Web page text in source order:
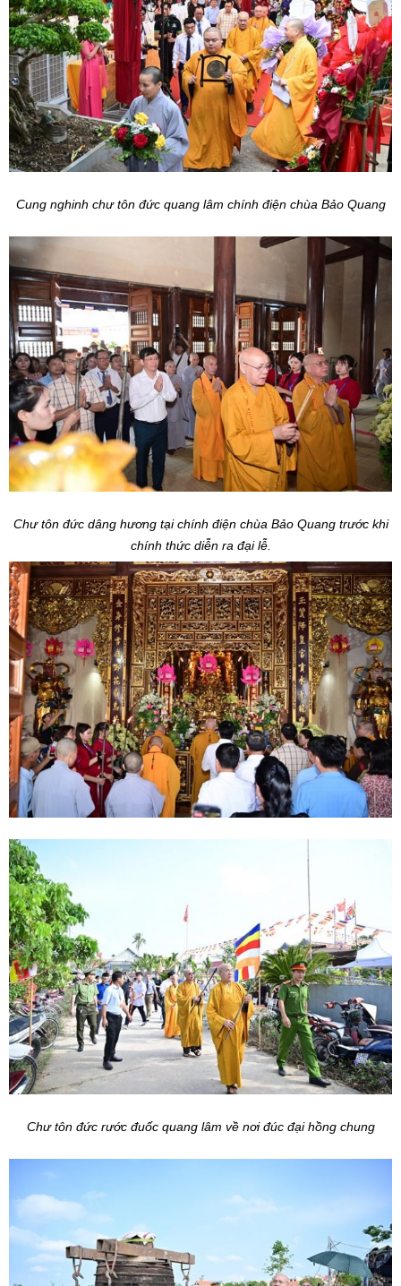
Cung nghinh chư tôn đức quang lâm chính điện chùa Bảo Quang
Chư tôn đức dâng hương tại chính điện chùa Bảo Quang trước khi
chính thức diễn ra đại lễ.
Chư tôn đức rước đuốc quang lâm về nơi đúc đại hồng chung